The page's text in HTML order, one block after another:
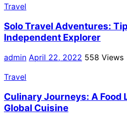
Travel
Solo Travel Adventures:
Independent Explorer
admin April 22, 2022 558 Views
Travel
Culinary Journeys: A Food
Global Cuisine